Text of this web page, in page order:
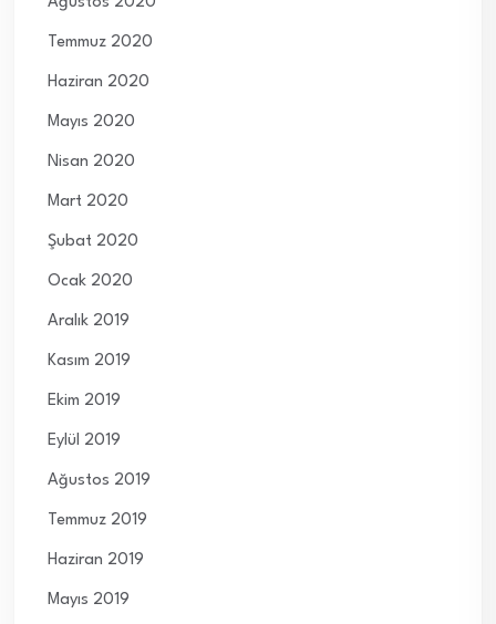
Temmuz 2020
Haziran 2020
Mayıs 2020
Nisan 2020
Mart 2020
Şubat 2020
Ocak 2020
Aralık 2019
Kasım 2019
Ekim 2019
Eylül 2019
Ağustos 2019
Temmuz 2019
Haziran 2019
Mayıs 2019